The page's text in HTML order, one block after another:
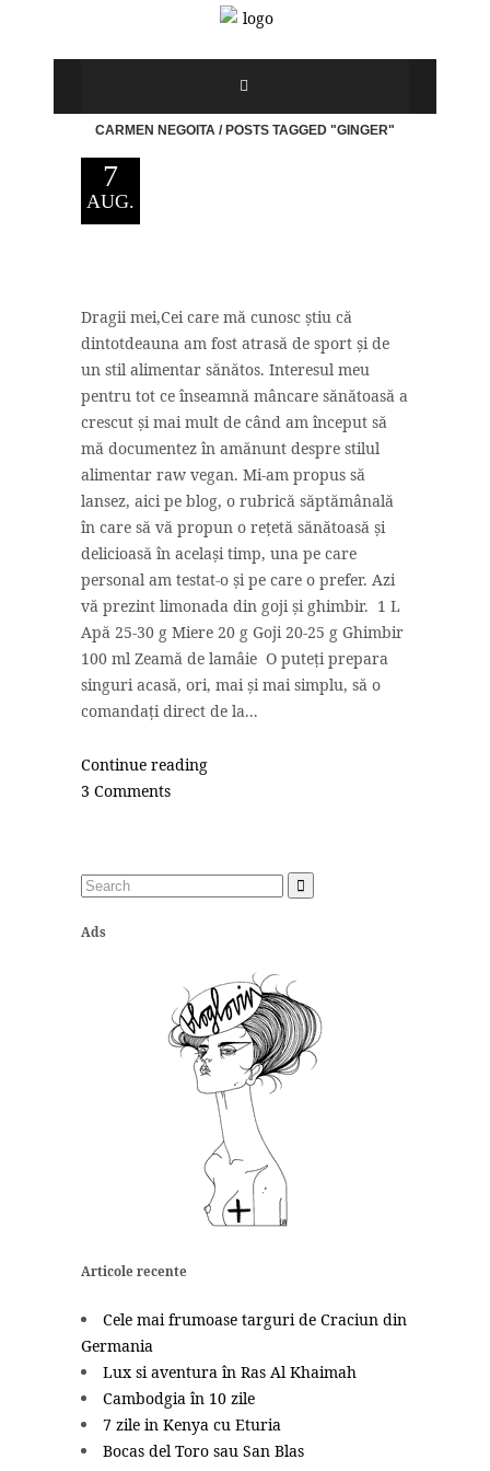
CARMEN NEGOITA /POSTS TAGGED "GINGER"
7
AUG.
Dragii mei,Cei care mă cunosc știu că
dintotdeauna am fost atrasă de sport și de
un stil alimentar sănătos. Interesul meu
pentru tot ce înseamnă mâncare sănătoasă a
crescut și mai mult de când am început să
mă documentez în amănunt despre stilul
alimentar raw vegan. Mi-am propus să
lansez, aici pe blog, o rubrică săptămânală
în care să vă propun o rețetă sănătoasă și
delicioasă în același timp, una pe care
personal am testat-o și pe care o prefer. Azi
vă prezint limonada din goji și ghimbir. 1 L
Apă 25-30 g Miere 20 g Goji 20-25 g Ghimbir
100 ml Zeamă de lamâie O puteți prepara
singuri acasă, ori, mai și mai simplu, să o
comandați direct de la...
Continue reading
3 Comments
Ads
Articole recente
Cele mai frumoase targuri de Craciun din
Germania
Lux si aventura în Ras Al Khaimah
Cambodgia în 10 zile
7 zile in Kenya cu Eturia
Bocas del Toro sau San Blas